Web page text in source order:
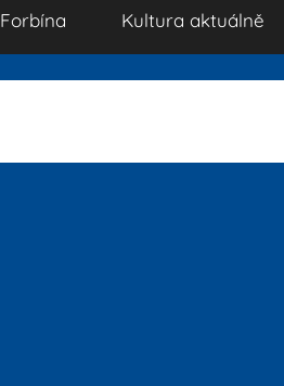
Forbína Kultura aktuálně